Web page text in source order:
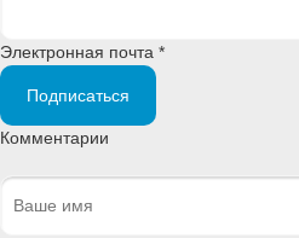
Электронная почта *
Подписаться
Комментарии